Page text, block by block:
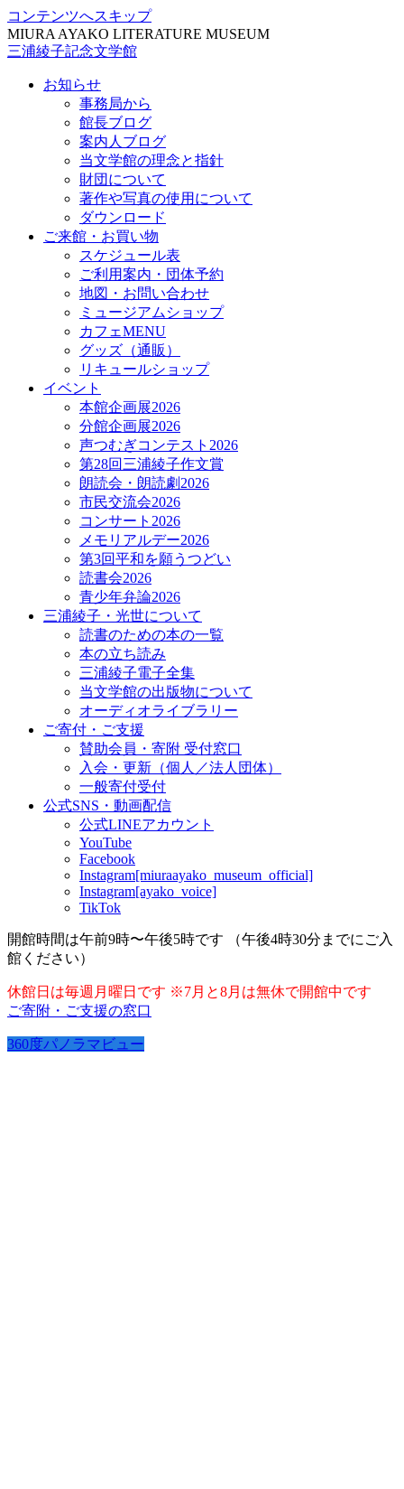
コンテンツへスキップ
MIURA AYAKO LITERATURE MUSEUM
三浦綾子記念文学館
お知らせ
事務局から
館長ブログ
案内人ブログ
当文学館の理念と指針
財団について
著作や写真の使用について
ダウンロード
ご来館・お買い物
スケジュール表
ご利用案内・団体予約
地図・お問い合わせ
ミュージアムショップ
カフェMENU
グッズ（通販）
リキュールショップ
イベント
本館企画展2026
分館企画展2026
声つむぎコンテスト2026
第28回三浦綾子作文賞
朗読会・朗読劇2026
市民交流会2026
コンサート2026
メモリアルデー2026
第3回平和を願うつどい
読書会2026
青少年弁論2026
三浦綾子・光世について
読書のための本の一覧
本の立ち読み
三浦綾子電子全集
当文学館の出版物について
オーディオライブラリー
ご寄付・ご支援
賛助会員・寄附 受付窓口
入会・更新（個人／法人団体）
一般寄付受付
公式SNS・動画配信
公式LINEアカウント
YouTube
Facebook
Instagram[miuraayako_museum_official]
Instagram[ayako_voice]
TikTok
開館時間は午前9時〜午後5時です （午後4時30分までにご入
館ください）
休館日は毎週月曜日です ※7月と8月は無休で開館中です
ご寄附・ご支援の窓口
360度パノラマビュー